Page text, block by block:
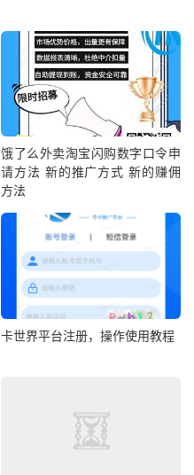
饿了么外卖淘宝闪购数字口令申
请方法 新的推广方式 新的赚佣
方法
卡世界平台注册，操作使用教程